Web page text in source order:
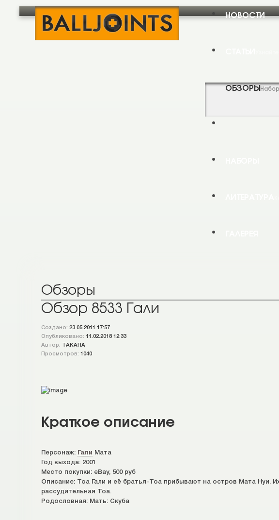
НОВОСТИ
ОБЗОРЫ
Обзоры
Обзор 8533 Гали
Создано: 23.05.2011 17:57
Опубликовано: 11.02.2018 12:33
Автор:
TAKARA
Просмотров: 1040
Краткое описание
Персонаж: Гали
Мата
Год выхода: 2001
Место покупки: eBay, 500 руб
Описание: Тоа Гали и её братья-Тоа прибывают на остров Мата Нуи.
рассудительная Тоа.
Родословная: Мать: Скуба